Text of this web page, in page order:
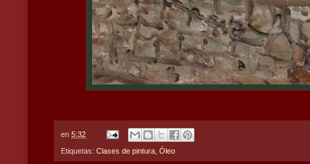
en 5:32
Etiquetas: Clases de pintura Óleo